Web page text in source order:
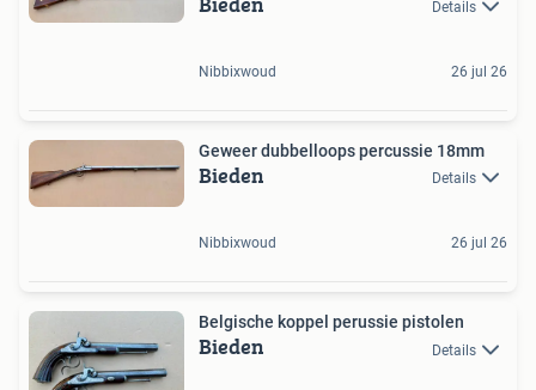
Details
Nibbixwoud 26 jul 26
Geweer dubbelloops percussie 18mm
Bieden Details
Nibbixwoud 26 jul 26
Belgische koppel perussie pistolen
Bieden Details